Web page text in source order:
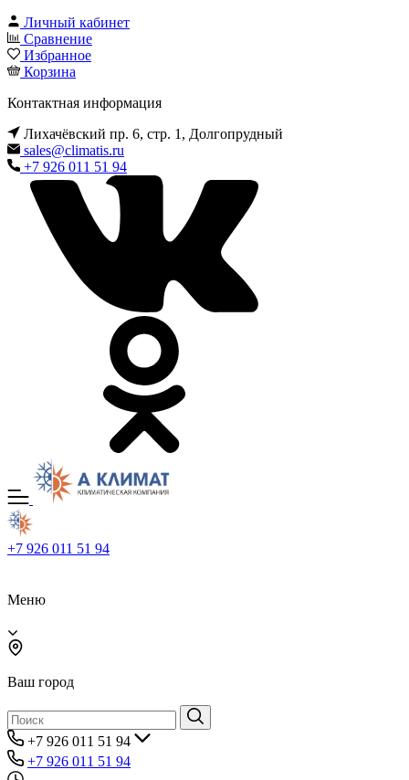
Личный кабинет
Сравнение
Избранное
Корзина
Контактная информация
Лихачёвский пр. 6, стр. 1, Долгопрудный
sales@climatis.ru
+7 926 011 51 94
+7 926 011 51 94
Меню
Ваш город
+7 926 011 51 94
+7 926 011 51 94